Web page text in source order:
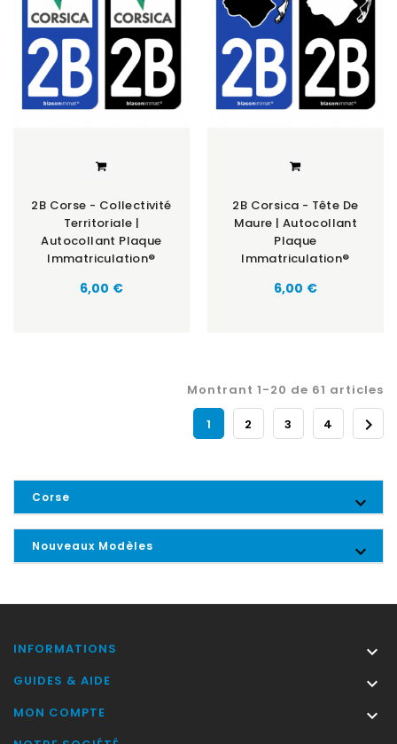
2B Corse - Collectivité
Territoriale |
Autocollant Plaque
Immatriculation®
6,00 €
2B Corsica - Tête De
Maure | Autocollant
Plaque
Immatriculation®
6,00 €
Montrant 1-20 de 61 articles
1 2 3 4 
Corse 
Nouveaux Modèles 
INFORMATIONS 
GUIDES & AIDE 
MON COMPTE 